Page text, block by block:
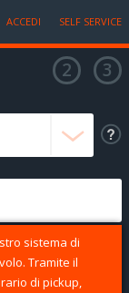
ACCEDI SELF SERVICE
sistema di
Tramite il
di pickup,